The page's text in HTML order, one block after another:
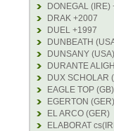
DONEGAL (IRE)
DRAK +2007
DUEL +1997
DUNBEATH
DUNSANY (USA)
DURANTE
DUX SCHOLAR
EAGLE TOP
EGERTON
EL ARCO (GER)
ELABORAT